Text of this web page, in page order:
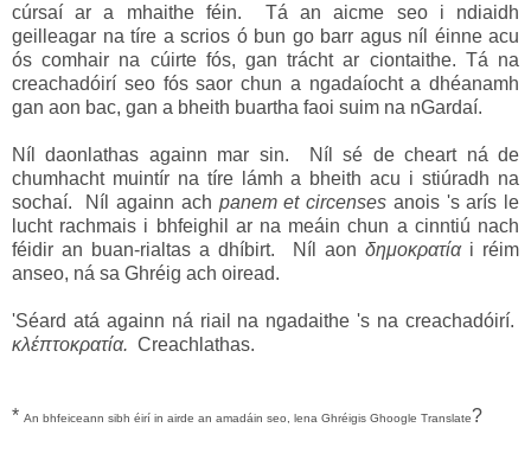
cúrsaí ar a mhaithe féin. Tá an aicme seo i ndiaidh
geilleagar na tíre a scrios ó bun go barr agus níl éinne acu
ós comhair na cúirte fós, gan trácht ar ciontaithe. Tá na
creachadóirí seo fós saor chun a ngadaíocht a dhéanamh
gan aon bac, gan a bheith buartha faoi suim na nGardaí.
Níl daonlathas againn mar sin. Níl sé de cheart ná de
chumhacht muintír na tíre lámh a bheith acu i stiúradh na
sochaí. Níl againn ach panem et circenses anois 's arís le
lucht rachmais i bhfeighil ar na meáin chun a cinntiú nach
féidir an buan-rialtas a dhíbirt. Níl aon δημοκρατία i réim
anseo, ná sa Ghréig ach oiread.
'Séard atá againn ná riail na ngadaithe 's na creachadóirí.
κλέπτοκρατία. Creachlathas.
* An bhfeiceann sibh éirí in airde an amadáin seo, lena Ghréigis Ghoogle Translate?